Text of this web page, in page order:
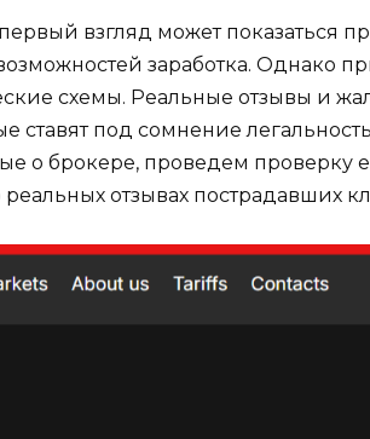
взгляд может показаться
заработка. Однако
схемы. Реальные отзывы и
ставят под сомнение
о брокере, проведем проверку
отзывах пострадавших